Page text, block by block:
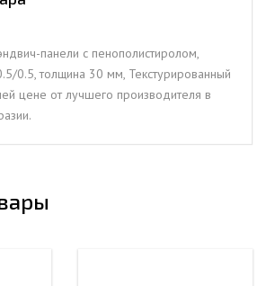
панели с пенополистиролом,
0.5, толщина 30 мм, Текстурированный
цене от лучшего производителя в